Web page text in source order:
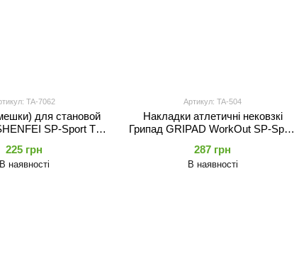
TA-7062
для становой
SP-Sport TA-
225 грн
В наявності
Артикул: TA-504
Накладки атлетичні нековзкі
Грипад GRIPAD WorkOut SP-Sport
287 грн
В наявності